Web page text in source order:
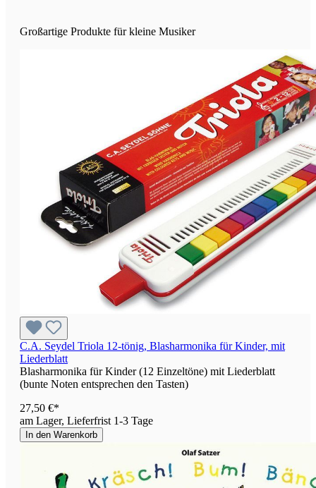
Großartige Produkte für kleine Musiker
C.A. Seydel Triola 12-tönig, Blasharmonika für Kinder, mit
Liederblatt
Blasharmonika für Kinder (12 Einzeltöne) mit Liederblatt
(bunte Noten entsprechen den Tasten)
27,50 €*
am Lager, Lieferfrist 1-3 Tage
In den Warenkorb